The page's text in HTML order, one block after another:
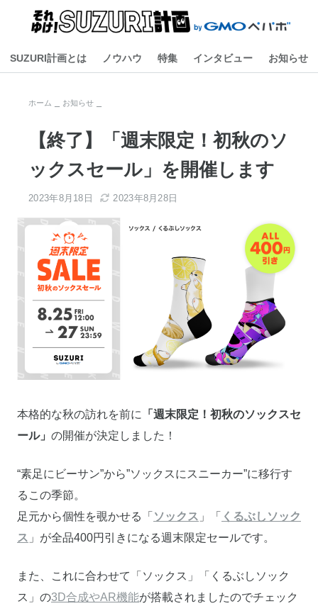
SUZURI計画とは ノウハウ 特集 インタビュー お知らせ
ホーム お知らせ
【終了】「週末限定！初秋のソ
ックスセール」を開催します
2023年8月18日 2023年8月28日
本格的な秋の訪れを前に
「週末限定！初秋のソックスセ
ール」 の開催が決定しました！
“素足にビーサン”から”ソックスにスニーカー”に移行す
るこの季節。
足元から個性を覗かせる「 ソックス 」「 くるぶしソック
ス 」が全品400円引きになる週末限定セールです。
また、これに合わせて「ソックス」「くるぶしソック
ス」の3D合成やAR機能が搭載されましたのでチェック